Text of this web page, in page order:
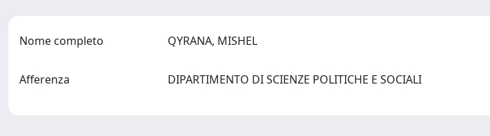
Nome completo QYRANA, MISHEL
Afferenza DIPARTIMENTO DI SCIENZE POLITICHE E SOCIALI